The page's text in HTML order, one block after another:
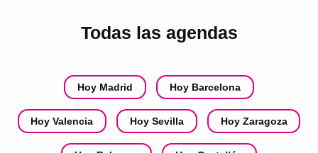
Todas las agendas
Hoy Madrid Hoy Barcelona
Hoy Valencia Hoy Sevilla Hoy Zaragoza